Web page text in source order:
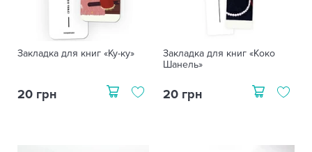
Закладка для книг «Ку-ку»
20 грн
Закладка для книг «Коко
Шанель»
20 грн